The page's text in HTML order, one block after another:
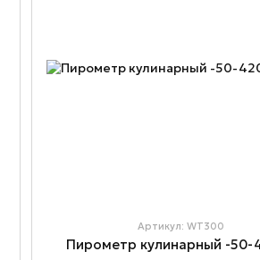
Артикул: WT300
Пирометр кулинарный -50-